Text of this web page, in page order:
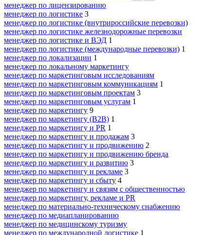
менеджер по лицензированию
менеджер по логистике 3
менеджер по логистике (внутрироссийские перевозки)
менеджер по логистике железнодорожные перевозки
менеджер по логистике и ВЭД 1
менеджер по логистике (международные перевозки) 1
менеджер по локализации 1
менеджер по локальному маркетингу
менеджер по маркетинговым исследованиям
менеджер по маркетинговым коммуникациям 1
менеджер по маркетинговым проектам 3
менеджер по маркетинговым услугам 1
менеджер по маркетингу 9
менеджер по маркетингу (B2B) 1
менеджер по маркетингу и PR 1
менеджер по маркетингу и продажам 3
менеджер по маркетингу и продвижению 2
менеджер по маркетингу и продвижению бренда
менеджер по маркетингу и развитию 3
менеджер по маркетингу и рекламе 3
менеджер по маркетингу и сбыту 4
менеджер по маркетингу и связям с общественностью
менеджер по маркетингу, рекламе и PR
менеджер по материально-техническому снабжению
менеджер по медиапланированию
менеджер по медицинскому туризму
менеджер по международной логистике 1